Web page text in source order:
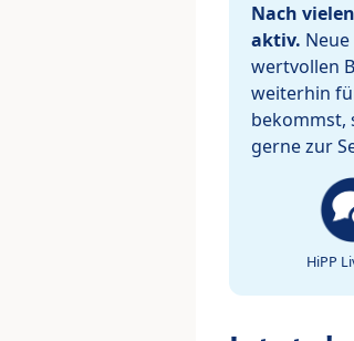
Nach
aktiv.
wertvollen
weiterhin
bekommst,
gerne zur
HiPP